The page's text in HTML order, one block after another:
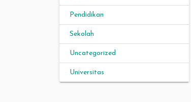
Pendidikan
Sekolah
Uncategorized
Universitas